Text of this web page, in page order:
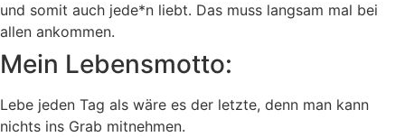
und somit auch jede*n liebt. Das muss langsam mal bei
allen ankommen.
Mein Lebensmotto:
Lebe jeden Tag als wäre es der letzte, denn man kann
nichts ins Grab mitnehmen.